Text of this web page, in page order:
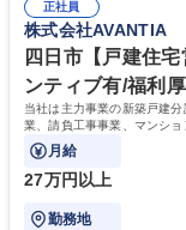
正社員
株式会社AVANTIA
四日市【戸建住
ンティブ有/福利
当社は主力事業の新築戸建
業、請負工事事業、マンシ
営業】となります。
月給
27万円以上
勤務地